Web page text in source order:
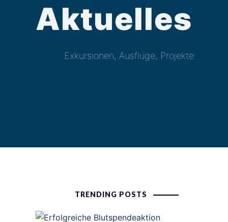
Aktuelles
Exkursionen, Ausflüge, Projekte
TRENDING POSTS